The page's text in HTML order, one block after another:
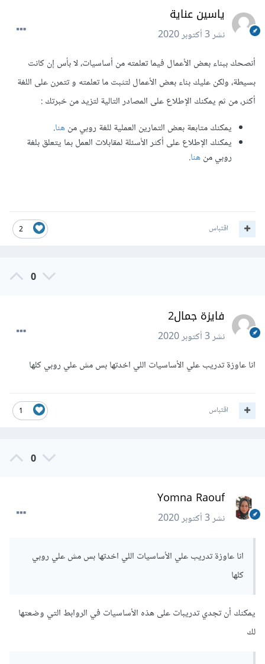
ياسين عناية
نشر3 أكتوبر 2020
أنصحك ببناء بعض الأعمال فيما تعلمته من أساسيات، لا بأس إن كانت
بسيطة، ولكن عليك بناء بعض الأعمال لتثبت ما تعلمته و تتمرن على اللغة
أكثر، من ثم يمكنك الإطلاع على المصادر التالية لتزيد من خبرتك :
يمكنك متابعة بعض التمارين العملية للغة روبي منهنا.
يمكنك الإطلاع على أكثر الأسئلة لمقابلات العمل بما يتعلق بلغة
روبي منهنا.
2 اقتباس
0
فايزة جمال2
نشر3 أكتوبر 2020
انا عاوزة تدريب علي الأساسيات اللي اخدتها بس مش علي روبي كلها
1 اقتباس
0
Yomna Raouf
نشر3 أكتوبر 2020
انا عاوزة تدريب علي الأساسيات اللي اخدتها بس مش علي روبي
كلها
يمكنك أن تجدي تدريبات على هذه الأساسيات في الروابط التي وضعتها
لك